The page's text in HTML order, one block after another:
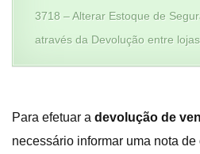
3718 – Alterar Estoque de
através da Devolução entre lojas
Para efetuar a devolução de
necessário informar uma nota